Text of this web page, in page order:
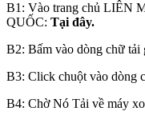
B1: Vào trang chủ LIÊN
QUỐC: Tại đây.
B2: Bấm vào dòng chữ tải
B3: Click chuột vào dòng
B4: Chờ Nó Tải về máy